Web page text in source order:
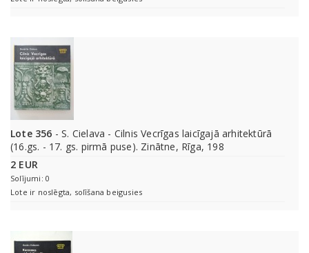
Lote 356 - S. Cielava - Cilnis Vecrīgas laicīgajā arhitektūrā
(16.gs. - 17. gs. pirmā puse). Zinātne, Rīga, 198
2 EUR
Solījumi: 0
Lote ir noslēgta, solīšana beigusies